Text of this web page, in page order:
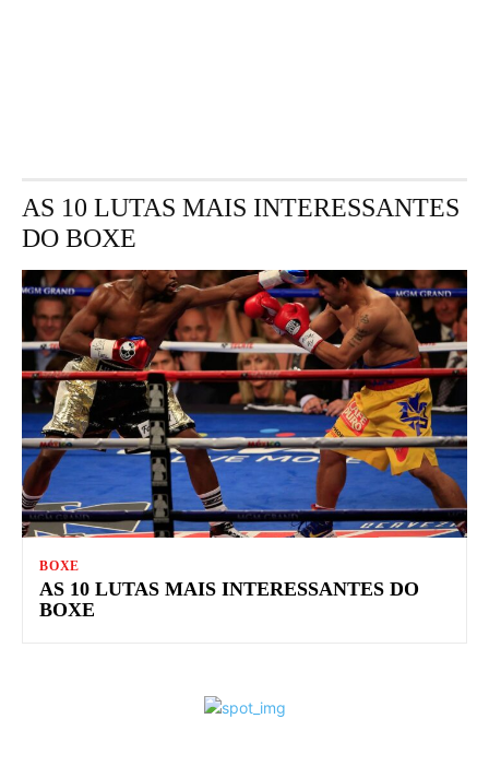
AS 10 LUTAS MAIS INTERESSANTES
DO BOXE
BOXE
AS 10 LUTAS MAIS INTERESSANTES DO
BOXE